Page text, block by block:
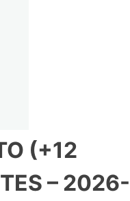
(+12
– 2026-